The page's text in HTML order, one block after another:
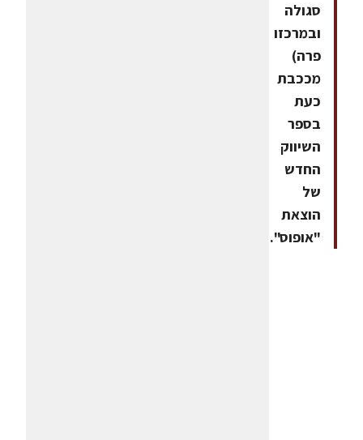
סגולה
ובמרכזו
פרה)
מככבת
כעת
בספר
השיווק
החדש
של
הוצאת
"אופוס".